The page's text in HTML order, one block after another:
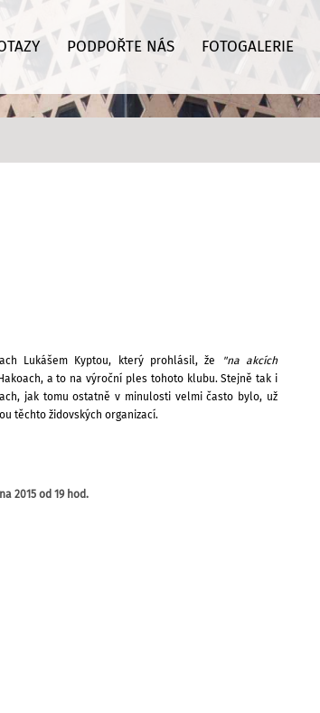
PODPOŘTE NÁS FOTOGALERIE
Lukášem Kyptou, který prohlásil, že
"na akcích
a to na výroční ples tohoto klubu.Stejně tak i
jak tomu ostatně v minulosti velmi často bylo, už
těchto židovských organizací.
2015 od 19 hod.